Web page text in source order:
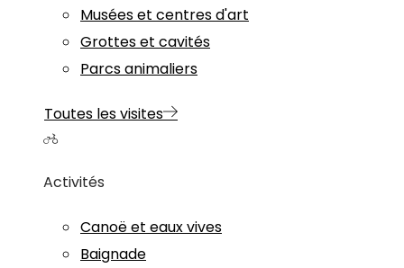
Musées et centres d'art
Grottes et cavités
Parcs animaliers
Toutes les visites
Activités
Canoë et eaux vives
Baignade